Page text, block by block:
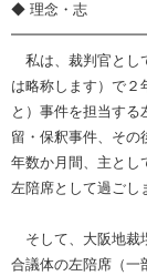
◆ 理念・志
私は、裁判官とし
は略称します）で２
と）事件を担当す
留・保釈事件、その
年数か月間、主とし
左陪席として過ごし
そして、大阪地裁
合議体の左陪席（一